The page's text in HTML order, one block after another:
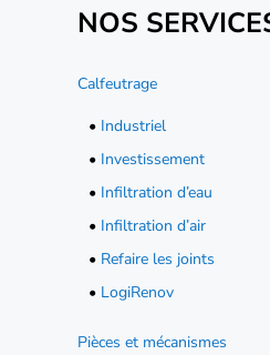
NOS
Calfeutrage
• Industriel
• Investissement
• Infiltration d’eau
• Infiltration d’air
• Refaire les joints
• LogiRenov
Pièces et mécanismes